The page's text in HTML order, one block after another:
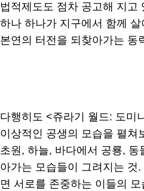
법적제도도 점차 공고해 지고
하나 하나가 지구에서 함께
본연의 터전을 되찾아가는 동
다행히도 <쥬라기 월드: 도미
이상적인 공생의 모습을 펼쳐
초원, 하늘, 바다에서 공룡,
아가는 모습들이 그려지는 것.
면 서로를 존중하는 이들의